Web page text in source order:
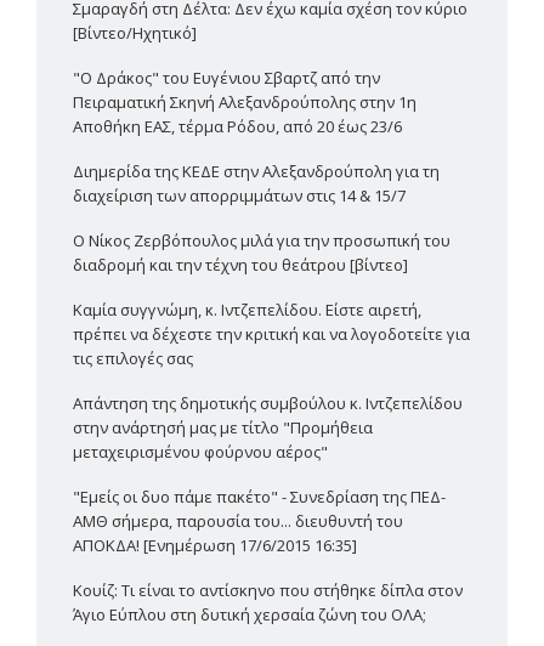
Σμαραγδή στη Δέλτα: Δεν έχω καμία σχέση τον κύριο
[Βίντεο/Ηχητικό]
"Ο Δράκος" του Ευγένιου Σβαρτζ από την
Πειραματική Σκηνή Αλεξανδρούπολης στην 1η
Αποθήκη ΕΑΣ, τέρμα Ρόδου, από 20 έως 23/6
Διημερίδα της ΚΕΔΕ στην Αλεξανδρούπολη για τη
διαχείριση των απορριμμάτων στις 14 & 15/7
Ο Νίκος Ζερβόπουλος μιλά για την προσωπική του
διαδρομή και την τέχνη του θεάτρου [βίντεο]
Καμία συγγνώμη, κ. Ιντζεπελίδου. Είστε αιρετή,
πρέπει να δέχεστε την κριτική και να λογοδοτείτε για
τις επιλογές σας
Απάντηση της δημοτικής συμβούλου κ. Ιντζεπελίδου
στην ανάρτησή μας με τίτλο "Προμήθεια
μεταχειρισμένου φούρνου αέρος"
"Εμείς οι δυο πάμε πακέτο" - Συνεδρίαση της ΠΕΔ-
ΑΜΘ σήμερα, παρουσία του... διευθυντή του
ΑΠΟΚΔΑ! [Ενημέρωση 17/6/2015 16:35]
Κουίζ: Τι είναι το αντίσκηνο που στήθηκε δίπλα στον
Άγιο Εύπλου στη δυτική χερσαία ζώνη του ΟΛΑ;